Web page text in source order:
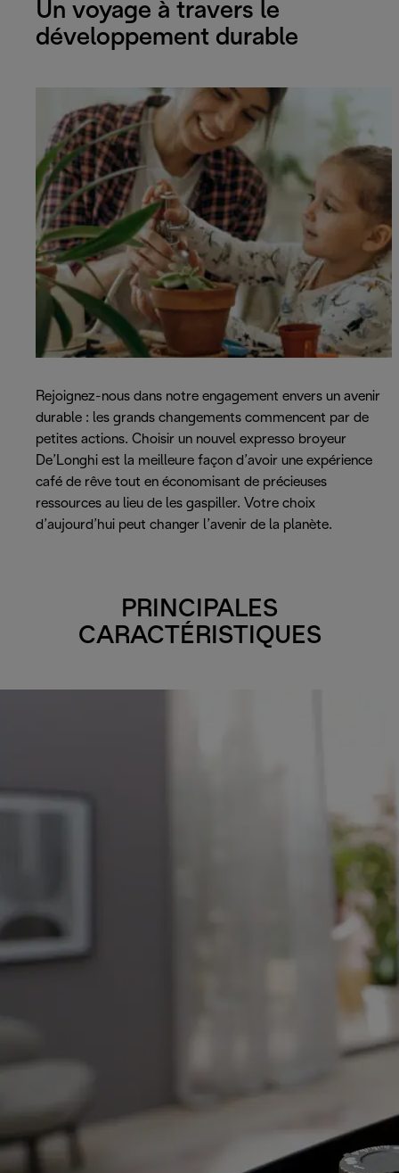
Un voyage à travers le
développement durable
Rejoignez-nous dans notre engagement envers un avenir
durable : les grands changements commencent par de
petites actions. Choisir un nouvel expresso broyeur
De’Longhi est la meilleure façon d’avoir une expérience
café de rêve tout en économisant de précieuses
ressources au lieu de les gaspiller. Votre choix
d’aujourd’hui peut changer l’avenir de la planète.
PRINCIPALES
CARACTÉRISTIQUES